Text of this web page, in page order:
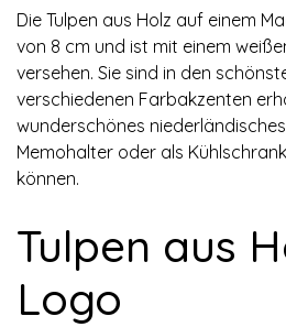
Die Tulpen aus Holz auf einem
von 8 cm und ist mit einem
versehen. Sie sind in den
verschiedenen Farbakzenten
wunderschönes
Memohalter oder als
können.
Tulpen aus
Logo